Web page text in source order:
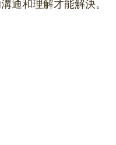
通和理解才能解決。